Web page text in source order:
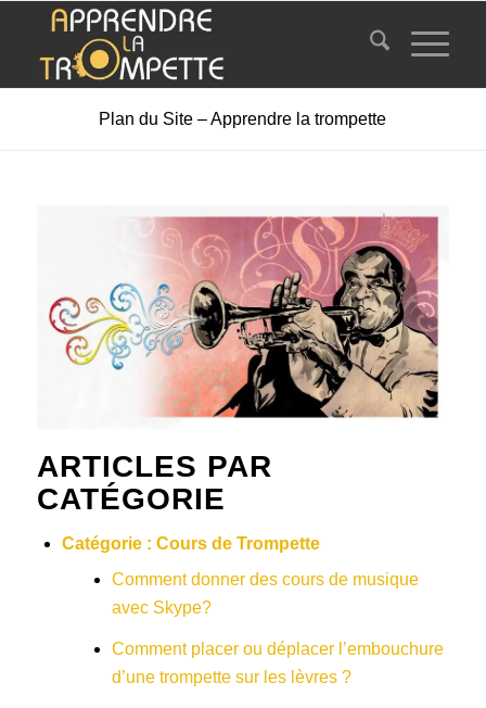
Plan du Site – Apprendre la trompette
ARTICLES PAR
CATÉGORIE
Catégorie : Cours de Trompette
Comment donner des cours de musique
avec Skype?
Comment placer ou déplacer l’embouchure
d’une trompette sur les lèvres ?